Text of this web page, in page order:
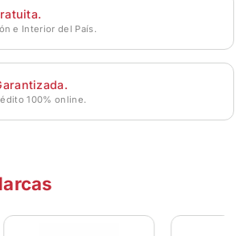
e Interior del País.
100% online.